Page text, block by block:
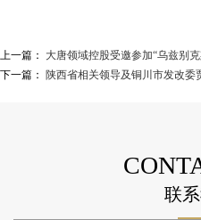
上一篇： 大唐领域控股受邀参加“乌兹别
下一篇： 陕西省相关领导及铜川市发改
联